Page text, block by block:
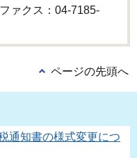
ァクス：04-7185-
ページの先頭へ
通知書の様式変更につ